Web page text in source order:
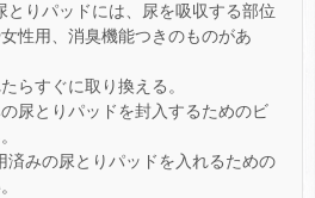
とりパッドには、尿を吸収する部位
性用、消臭機能つきのものがあ
らすぐに取り換える。
尿とりパッドを封入するためのビ
済みの尿とりパッドを入れるための